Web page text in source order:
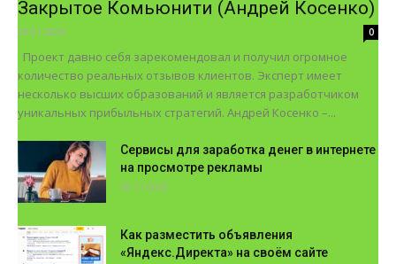
Закрытое Комьюнити (Андрей Косенко)
29.01.2026 0
Проект давно себя зарекомендовал и получил огромное
количество реальных отзывов клиентов. Эксперт имеет
несколько высших образований и является разработчиком
уникальных прибыльных стратегий. Андрей Косенко –...
Cервисы для заработка денег в интернете
на просмотре рекламы
30.11.2023
Как разместить объявления
«Яндекс.Директа» на своём сайте